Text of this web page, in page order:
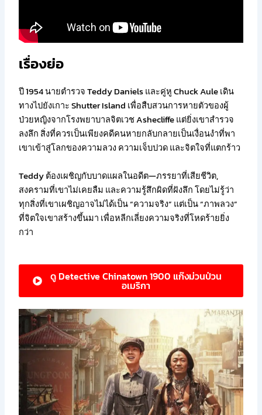
เรื่องย่อ
ปี 1954 นายตำรวจ Teddy Daniels และคู่หู Chuck Aule เดิน
ทางไปยังเกาะ Shutter Island เพื่อสืบสวนการหายตัวของผู้
ป่วยหญิงจากโรงพยาบาลจิตเวช Ashecliffe แต่ยิ่งเขาสำรวจ
ลงลึก สิ่งที่ควรเป็นเพียงคดีคนหายกลับกลายเป็นเงื่อนงำที่พา
เขาเข้าสู่โลกของความลวง ความเจ็บปวด และจิตใจที่แตกร้าว
Teddy ต้องเผชิญกับบาดแผลในอดีต—ภรรยาที่เสียชีวิต,
สงครามที่เขาไม่เคยลืม และความรู้สึกผิดที่ฝังลึก โดยไม่รู้ว่า
ทุกสิ่งที่เขาเผชิญอาจไม่ได้เป็น “ความจริง” แต่เป็น “ภาพลวง”
ที่จิตใจเขาสร้างขึ้นมา เพื่อหลีกเลี่ยงความจริงที่โหดร้ายยิ่ง
กว่า
ดู Detective Chinatown 1900 แก๊งม่วนป่วน
อเมริกา